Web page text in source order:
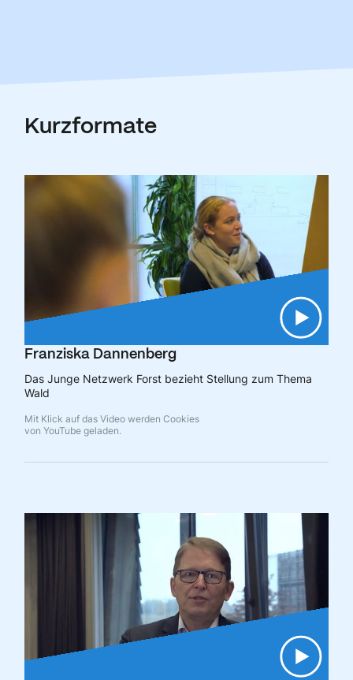
Kurzformate
Franziska Dannenberg
Das Junge Netzwerk Forst bezieht Stellung zum Thema
Wald
Mit Klick auf das Video werden Cookies
von YouTube geladen.